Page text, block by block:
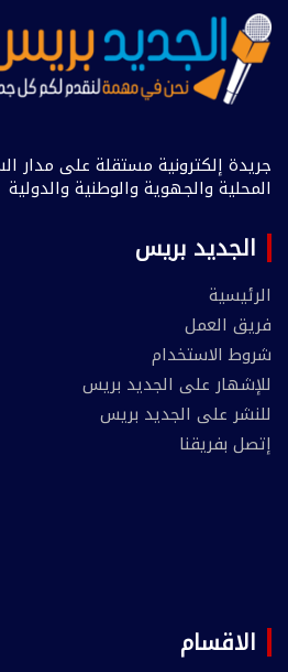
جريدة إلكترونية مستقلة على مدار
المحلية والجهوية والوطنية والدولية
الجديد بريس
الرئيسية
فريق العمل
شروط الاستخدام
للإشهار على الجديد بريس
للنشر على الجديد بريس
إتصل بفريقنا
الاقسام